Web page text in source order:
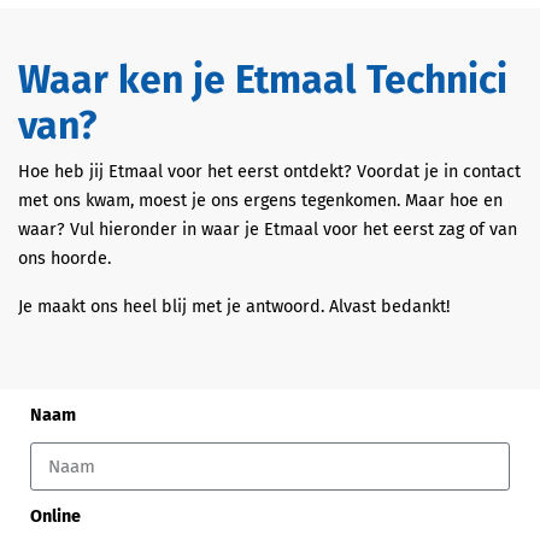
Waar ken je Etmaal Technici
van?
Hoe heb jij Etmaal voor het eerst ontdekt? Voordat je in contact
met ons kwam, moest je ons ergens tegenkomen. Maar hoe en
waar? Vul hieronder in waar je Etmaal voor het eerst zag of van
ons hoorde.
Je maakt ons heel blij met je antwoord. Alvast bedankt!
Naam
Online